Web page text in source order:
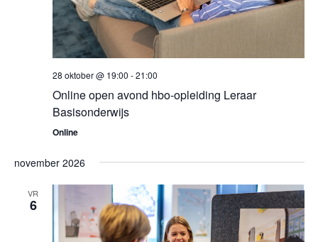
28 oktober @ 19:00 -21:00
Online open avond hbo-opleiding Leraar
Basisonderwijs
Online
november 2026
VR
6